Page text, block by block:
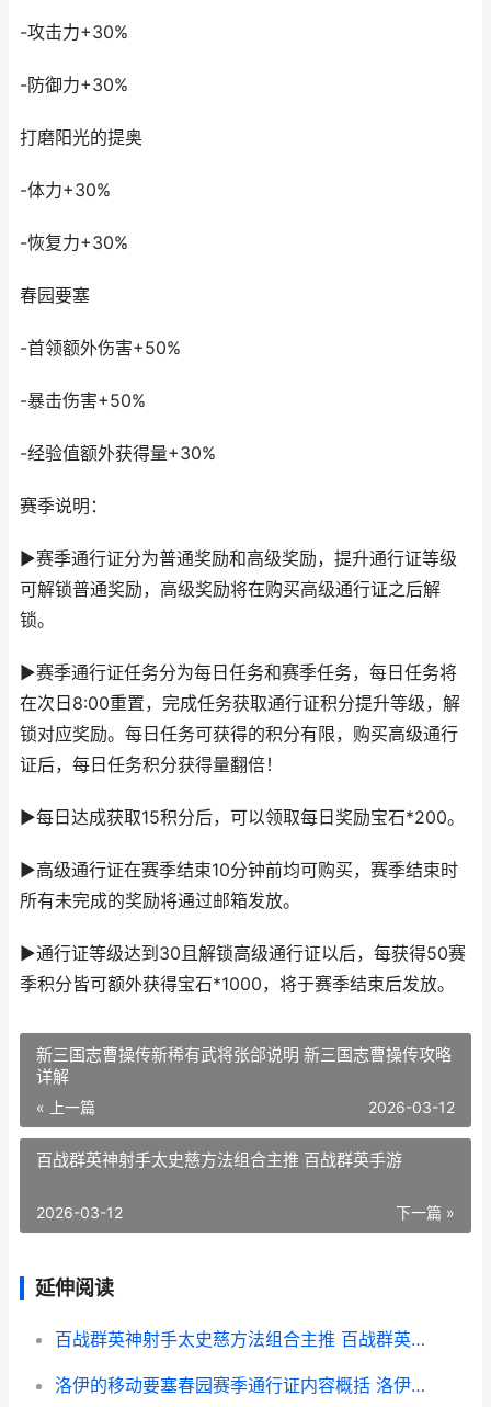
-攻击力+30%
-防御力+30%
打磨阳光的提奥
-体力+30%
-恢复力+30%
春园要塞
-首领额外伤害+50%
-暴击伤害+50%
-经验值额外获得量+30%
赛季说明：
▶赛季通行证分为普通奖励和高级奖励，提升通行证等级
可解锁普通奖励，高级奖励将在购买高级通行证之后解
锁。
▶赛季通行证任务分为每日任务和赛季任务，每日任务将
在次日8:00重置，完成任务获取通行证积分提升等级，解
锁对应奖励。每日任务可获得的积分有限，购买高级通行
证后，每日任务积分获得量翻倍！
▶每日达成获取15积分后，可以领取每日奖励宝石*200。
▶高级通行证在赛季结束10分钟前均可购买，赛季结束时
所有未完成的奖励将通过邮箱发放。
▶通行证等级达到30且解锁高级通行证以后，每获得50赛
季积分皆可额外获得宝石*1000，将于赛季结束后发放。
新三国志曹操传新稀有武将张郃说明 新三国志曹操传攻略
详解
« 上一篇 2026-03-12
百战群英神射手太史慈方法组合主推 百战群英手游
下一篇 »
2026-03-12
延伸阅读
百战群英神射手太史慈方法组合主推 百战群英手游
洛伊的移动要塞春园赛季通行证内容概括 洛伊的移动要塞国际服